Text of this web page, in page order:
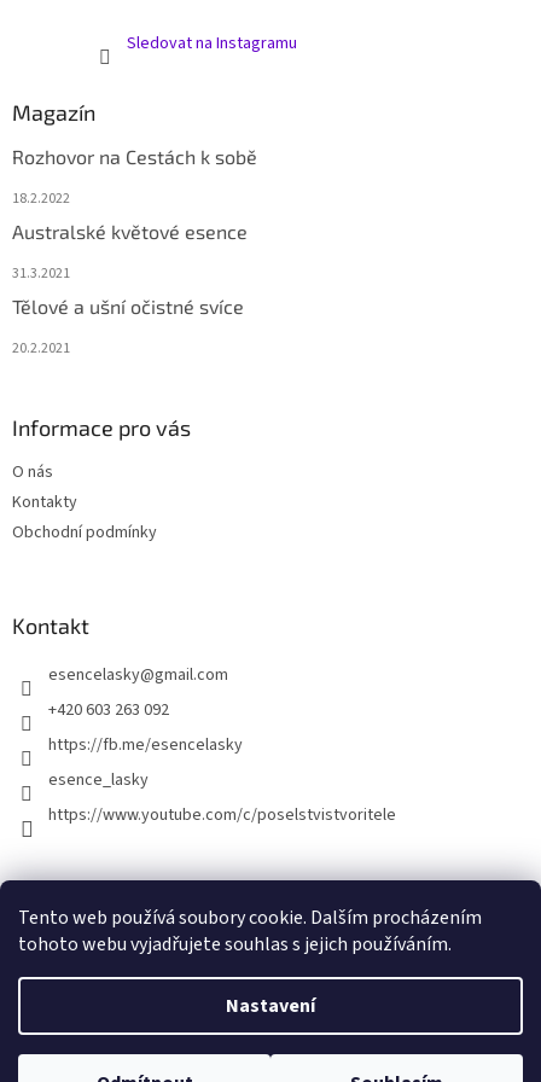
Tento web používá soubory cookie. Dalším procházením
tohoto webu vyjadřujete souhlas s jejich používáním.
Nastavení
Sledovat na Instagramu
Magazín
Rozhovor na Cestách k sobě
18.2.2022
Australské květové esence
31.3.2021
Tělové a ušní očistné svíce
20.2.2021
Informace pro vás
O nás
Kontakty
Obchodní podmínky
Kontakt
esencelasky@gmail.com
+420 603 263 092
https://fb.me/esencelasky
esence_lasky
https://www.youtube.com/c/poselstvistvoritele
Vytvořil Shoptet